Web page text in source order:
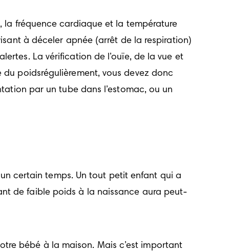
la fréquence cardiaque et la température
à déceler apnée (arrêt de la respiration)
La vérification de l’ouïe, de la vue et
poidsrégulièrement, vous devez donc
par un tube dans l’estomac, ou un
certain temps. Un tout petit enfant qui a
de faible poids à la naissance aura peut-
bébé à la maison. Mais c’est important